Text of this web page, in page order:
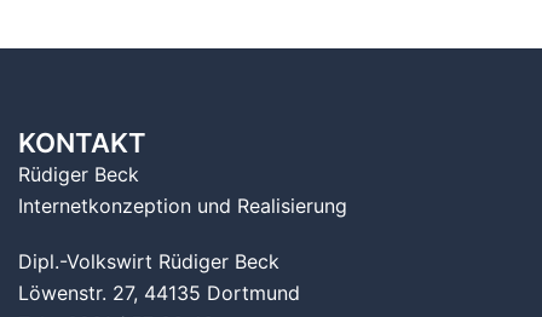
KONTAKT
Rüdiger Beck
Internetkonzeption und Realisierung
Dipl.-Volkswirt Rüdiger Beck
Löwenstr. 27, 44135 Dortmund